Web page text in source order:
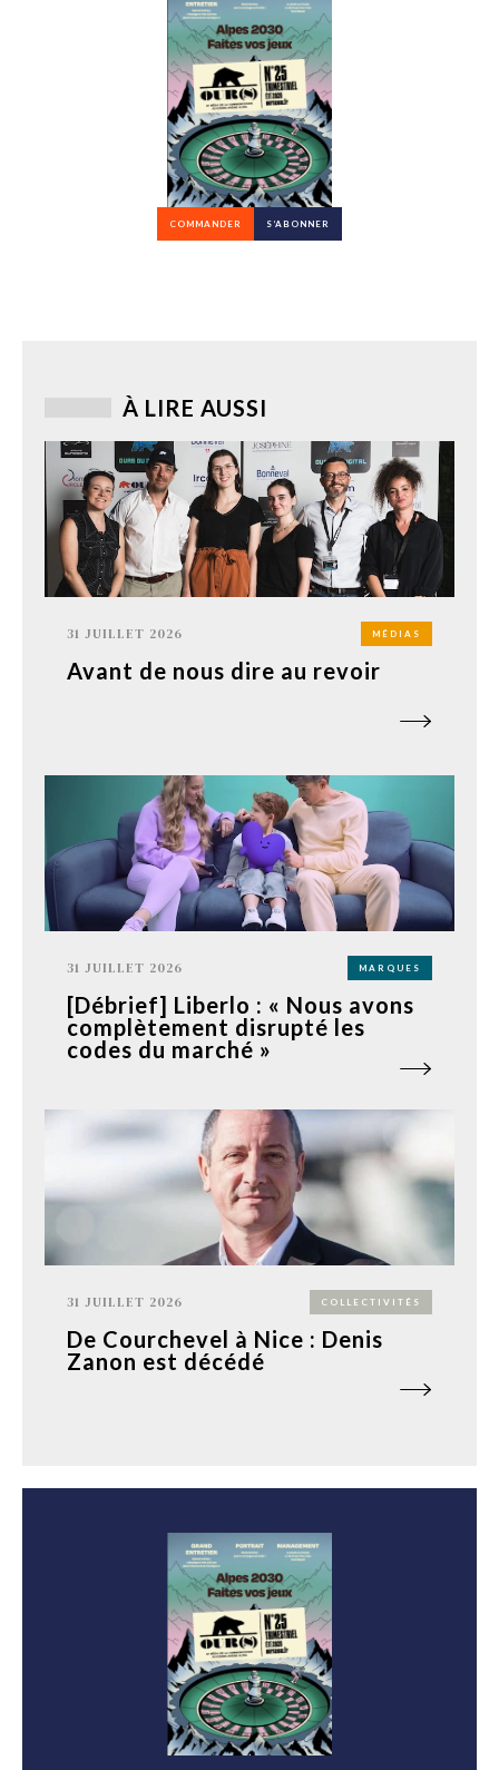
COMMANDER S’ABONNER
À LIRE AUSSI
31 JUILLET 2026 MÉDIAS
Avant de nous dire au revoir
31 JUILLET 2026 MARQUES
[Débrief] Liberlo : « Nous avons
complètement disrupté les
codes du marché »
31 JUILLET 2026 COLLECTIVITÉS
De Courchevel à Nice : Denis
Zanon est décédé